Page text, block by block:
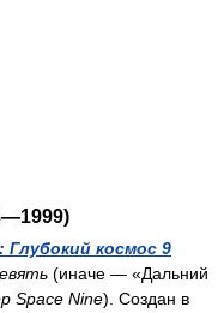
космос 9
(иначе — «Дальний
Space Nine). Создан в